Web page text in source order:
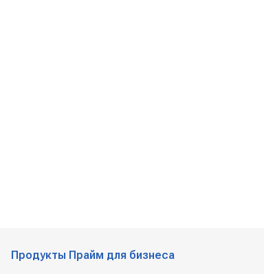
Продукты Прайм для бизнеса